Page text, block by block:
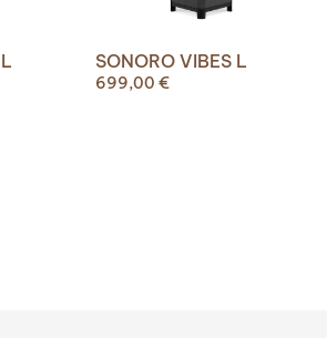
SONORO VIBES L
699,00 €